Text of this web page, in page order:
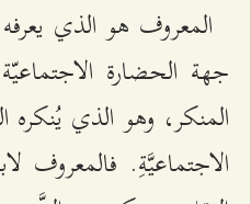
المعروف هو الذي
جهة الحضارة الاجتماعيّة
المنكر، وهو الذي يُنكره
الاجتماعيَّةِ. فالمعروف